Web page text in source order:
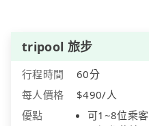
tripool 旅步
行程時間
60分
每人價格
$490/人
優點
可1~8位乘客